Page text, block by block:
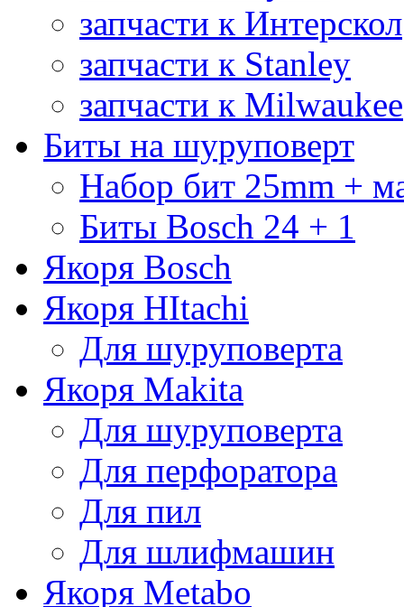
запчасти к Интерскол
запчасти к Stanley
запчасти к Milwaukee
Биты на шуруповерт
Набор бит 25mm +
Биты Bosch 24 + 1
Якоря Bosch
Якоря HItachi
Для шуруповерта
Якоря Makita
Для шуруповерта
Для перфоратора
Для пил
Для шлифмашин
Якоря Metabo